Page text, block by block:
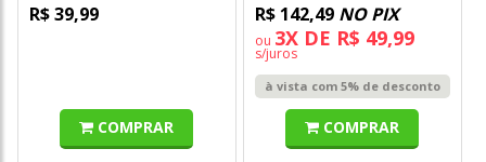
R$ 39,99
COMPRAR
R$ 142,49 NO PIX
ou 3X DE R$ 49,99
s/juros
à vista com 5% de desconto
COMPRAR